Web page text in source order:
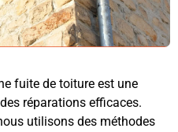
fuite de toiture est une
réparations efficaces.
utilisons des méthodes